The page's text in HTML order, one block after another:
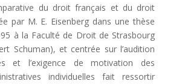
du droit français et du droit
par M. E. Eisenberg dans une thèse
à la Faculté de Droit de Strasbourg
Schuman), et centrée sur l’audition
et l’exigence de motivation des
individuelles fait ressortir